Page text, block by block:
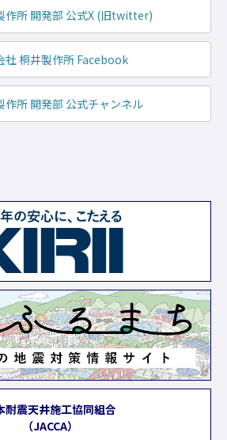
作所 開発部 公式X (旧twitter)
社 桐井製作所 Facebook
作所 開発部 公式チャンネル
耐震天井施工協同組合
（JACCA）